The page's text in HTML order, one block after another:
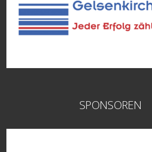
SPONSOREN